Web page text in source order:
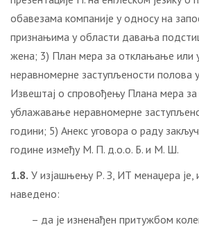
обавезама компаније у односу на
признањима у области давања
жена; 3) План мера за отклањање или
неравномерне заступљености полова
Извештај о спровођењу Плана мера
ублажавање неравномерне
години; 5) Анекс уговора о раду
године између М. П. д.о.о. Б. и М. Ш.
1.8. У изјашњењу Р. З, ИТ менаџера је,
наведено:
– да је изненађен притужбом